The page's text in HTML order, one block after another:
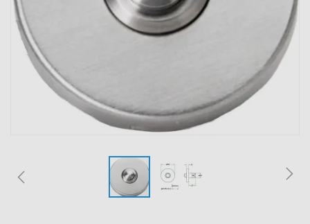
ons voorop, want we geloven dat een
goede relatie met onze klanten het
verschil maakt.